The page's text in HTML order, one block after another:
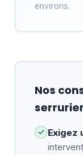
environs.
Nos
Exigez